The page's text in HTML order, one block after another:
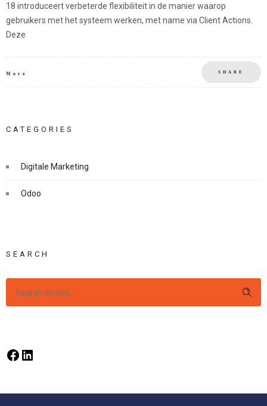
18 introduceert verbeterde flexibiliteit in de manier waarop
gebruikers met het systeem werken, met name via Client Actions.
Deze
More SHARE
CATEGORIES
Digitale Marketing
Odoo
SEARCH